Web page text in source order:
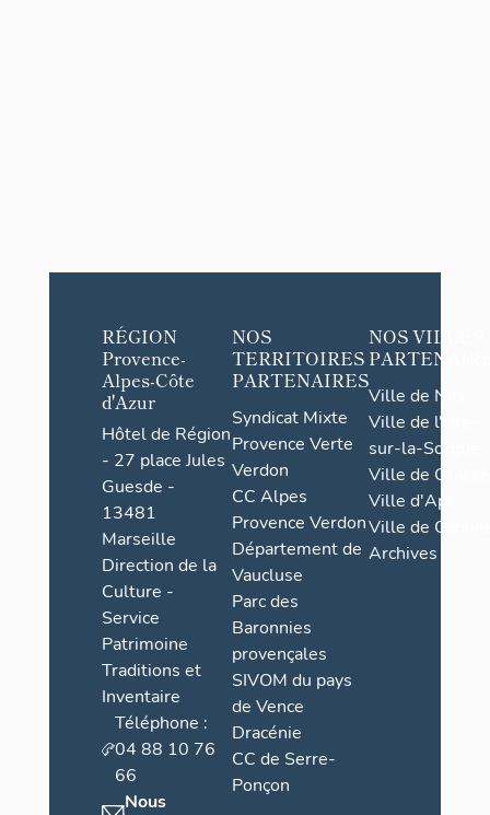
RÉGION
Provence-
Alpes-Côte
d'Azur
Hôtel de Région
- 27 place Jules
Guesde -
13481
Marseille
Direction de la
Culture -
Service
Patrimoine
Traditions et
Inventaire
Téléphone :
04 88 10 76
66
Nous
NOS
TERRITOIRES
PARTENAIRES
Syndicat Mixte
Provence Verte
Verdon
CC Alpes
Provence Verdon
Département de
Vaucluse
Parc des
Baronnies
provençales
SIVOM du pays
de Vence
Dracénie
CC de Serre-
Ponçon
NOS VILLES
Ville de Nice
Ville de l'Isle-
sur-la-Sorgue
Ville de Grasse
Ville d'Apt
Ville de
Archives